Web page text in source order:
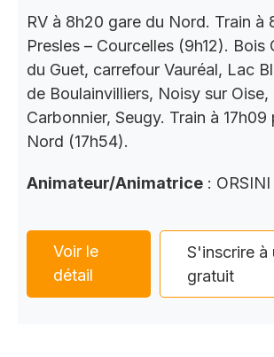
RV à 8h20 gare du Nord. Train à
Presles – Courcelles (9h12). Bois
du Guet, carrefour Vauréal, Lac
de Boulainvilliers, Noisy sur Oise,
Carbonnier, Seugy. Train à 17h09
Nord (17h54).
Animateur/Animatrice :
Voir le
détail
S'inscrire à
gratuit